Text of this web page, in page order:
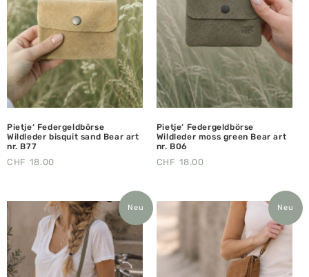
Pietje‘ Federgeldbörse
Wildleder bisquit sand Bear art
nr. B77
CHF 18.00
Pietje‘ Federgeldbörse
Wildleder moss green Bear art
nr. B06
CHF 18.00
Neu Neu